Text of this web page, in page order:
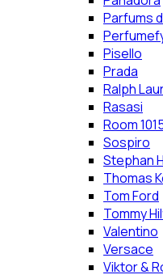
Parfums
Pisello
Prada
Ralph
Rasasi
Room
Sospiro
Stephan
Thomas
Tom Ford
Tommy
Valentino
Versace
Viktor &